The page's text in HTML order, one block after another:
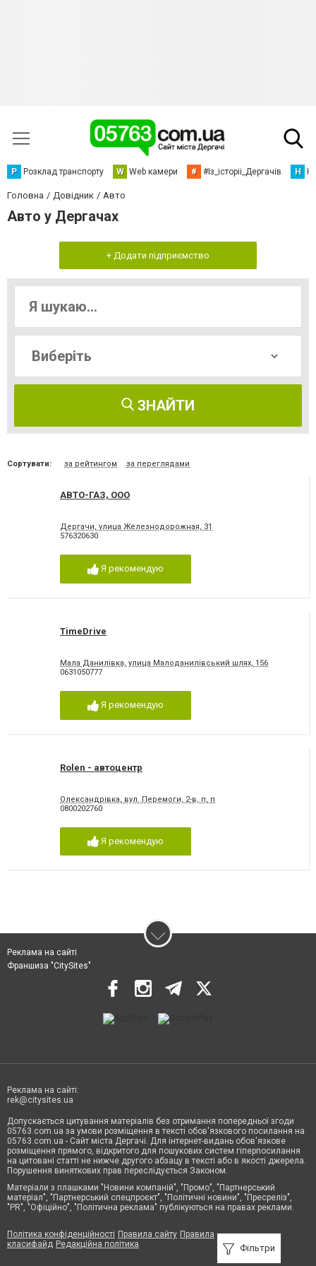
Р Розклад транспорту W Web камери # #Із_історіі_Дергачів Н
Головна Довідник Авто
Авто у Дергачах
+ Додати підприємство
ЗНАЙТИ
Сортувати: за рейтингом за переглядами
АВТО-ГАЗ, ООО
Дергачи, улица Железнодорожная, 31
576320630
Я рекомендую
TimeDrive
Мала Данилівка, улица Малоданилівський шлях, 156
0631050777
Я рекомендую
Rolen - автоцентр
Олександрівка, вул. Перемоги, 2-в, п, п
0800202760
Я рекомендую
Фільтри
Реклама на сайті
Франшиза "CitySites"
Реклама на сайті:
rek@citysites.ua
Допускається цитування матеріалів без отримання попередньої згоди
05763.com.ua за умови розміщення в тексті обов'язкового посилання на
05763.com.ua - Сайт міста Дергачі. Для інтернет-видань обов'язкове
розміщення прямого, відкритого для пошукових систем гіперпосилання
на цитовані статті не нижче другого абзацу в тексті або в якості джерела.
Порушення виняткових прав переслідується Законом.
Матеріали з плашками "Новини компаній", "Промо", "Партнерський
матеріал", "Партнерський спецпроєкт", "Політичні новини", "Пресреліз",
"PR", "Офіційно", "Політична реклама" публікуються на правах реклами.
Політика конфіденційності Правила сайту Правила
класифайд Редакційна політика